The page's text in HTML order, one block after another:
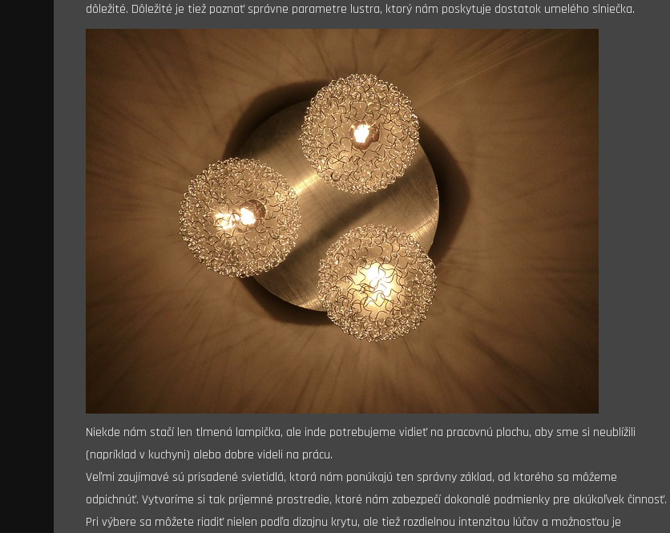
dôležité. Dôležité je tiež poznať správne parametre lustra, ktorý nám poskytuje dostatok umelého slniečka.
Niekde nám stačí len tlmená lampička, ale inde potrebujeme vidieť na pracovnú plochu, aby sme si neublížili
(napríklad v kuchyni) alebo dobre videli na prácu.
Veľmi zaujímavé sú prisadené svietidlá, ktorá nám ponúkajú ten správny základ, od ktorého sa môžeme
odpichnúť. Vytvoríme si tak príjemné prostredie, ktoré nám zabezpečí dokonalé podmienky pre akúkoľvek činnosť.
Pri výbere sa môžete riadiť nielen podľa dizajnu krytu, ale tiež rozdielnou intenzitou lúčov a možnosťou je